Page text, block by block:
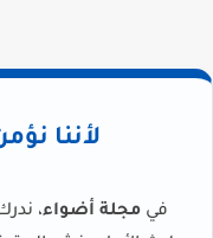
لأننا
في مجلة أضواء،